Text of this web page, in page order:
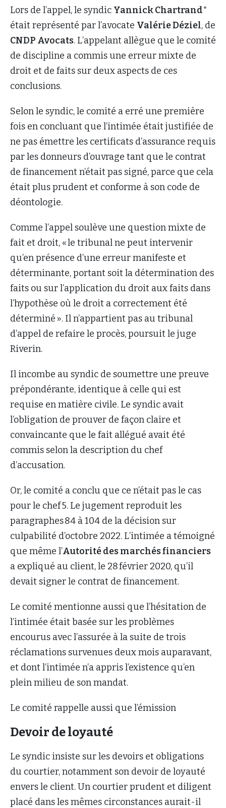
Lors de l’appel, le syndic Yannick Chartrand*
était représenté par l’avocate Valérie Déziel, de
CNDP Avocats. L’appelant allègue que le comité
de discipline a commis une erreur mixte de
droit et de faits sur deux aspects de ces
conclusions.
Selon le syndic, le comité a erré une première
fois en concluant que l’intimée était justifiée de
ne pas émettre les certificats d’assurance requis
par les donneurs d’ouvrage tant que le contrat
de financement n’était pas signé, parce que cela
était plus prudent et conforme à son code de
déontologie.
Comme l’appel soulève une question mixte de
fait et droit, « le tribunal ne peut intervenir
qu’en présence d’une erreur manifeste et
déterminante, portant soit la détermination des
faits ou sur l’application du droit aux faits dans
l’hypothèse où le droit a correctement été
déterminé ». Il n’appartient pas au tribunal
d’appel de refaire le procès, poursuit le juge
Riverin.
Il incombe au syndic de soumettre une preuve
prépondérante, identique à celle qui est
requise en matière civile. Le syndic avait
l’obligation de prouver de façon claire et
convaincante que le fait allégué avait été
commis selon la description du chef
d’accusation.
Or, le comité a conclu que ce n’était pas le cas
pour le chef 5. Le jugement reproduit les
paragraphes 84 à 104 de la décision sur
culpabilité d’octobre 2022. L’intimée a témoigné
que même l’Autorité des marchés financiers
a expliqué au client, le 28 février 2020, qu’il
devait signer le contrat de financement.
Le comité mentionne aussi que l’hésitation de
l’intimée était basée sur les problèmes
encourus avec l’assurée à la suite de trois
réclamations survenues deux mois auparavant,
et dont l’intimée n’a appris l’existence qu’en
plein milieu de son mandat.
Le comité rappelle aussi que l’émission
Devoir de loyauté
Le syndic insiste sur les devoirs et obligations
du courtier, notamment son devoir de loyauté
envers le client. Un courtier prudent et diligent
placé dans les mêmes circonstances aurait-il